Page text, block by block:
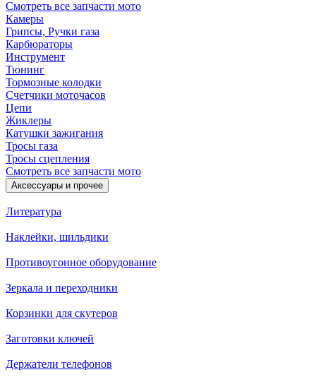
Смотреть все запчасти мото
Камеры
Грипсы, Ручки газа
Карбюраторы
Инструмент
Тюнинг
Тормозные колодки
Счетчики моточасов
Цепи
Жиклеры
Катушки зажигания
Тросы газа
Тросы сцепления
Смотреть все запчасти мото
Аксессуары и прочее
Литература
Наклейки, шильдики
Противоугонное оборудование
Зеркала и переходники
Корзинки для скутеров
Заготовки ключей
Держатели телефонов